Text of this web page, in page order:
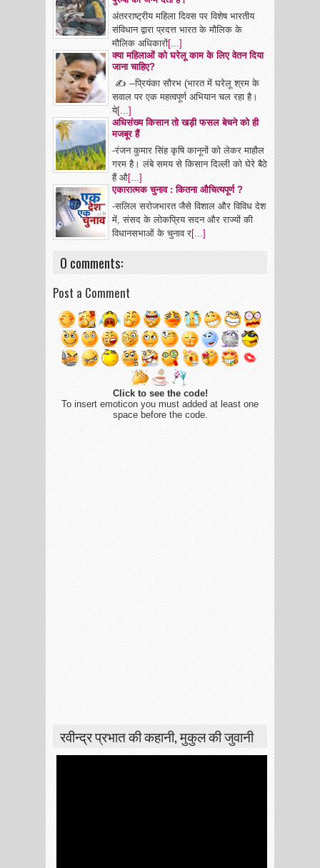
अंतरराष्ट्रीय महिला दिवस पर विशेष भारतीय
संविधान द्वारा प्रदत्त भारत के मौलिक के
मौलिक अधिकारों[...]
क्या महिलाओं को घरेलू काम के लिए वेतन दिया
जाना चाहिए?
✍ --प्रियंका सौरभ (भारत में घरेलू श्रम के
सवाल पर एक महत्वपूर्ण अभियान चल रहा है।
ये[...]
अधिसंख्य किसान तो खड़ी फसल बेचने को ही
मजबूर हैं
-रंजन कुमार सिंह कृषि कानूनों को लेकर माहौल
गरम है। लंबे समय से किसान दिल्ली को घेरे बैठे
हैं औ[...]
एकारात्मक चुनाव : कितना औचित्यपूर्ण ?
-सलिल सरोजभारत जैसे विशाल और विविध देश
में, संसद के लोकप्रिय सदन और राज्यों की
विधानसभाओं के चुनाव र[...]
0 comments:
Post a Comment
Click to see the code!
To insert emoticon you must added at least one
space before the code.
रवीन्द्र प्रभात की कहानी, मुकुल की जुवानी